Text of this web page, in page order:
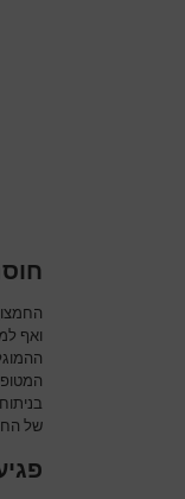
ואף
של